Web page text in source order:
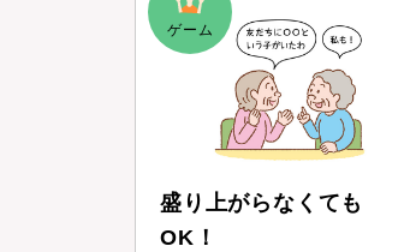
盛り上がらなくても
OK！